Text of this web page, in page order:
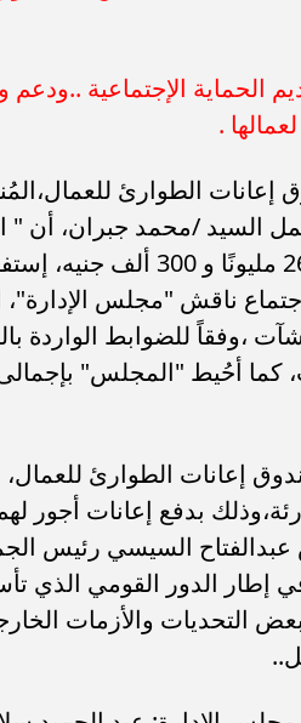
الحماية الإجتماعية
.
الطوارئ
الإجتماع ناقش "مجلس
،وفقاً للضوابط الواردة
كما أحُيط "المجلس"
إعانات الطوارئ
بدفع إعانات أجور
عبدالفتاح السيسي رئيس
إطار الدور القومي الذي
التحديات والأزمات